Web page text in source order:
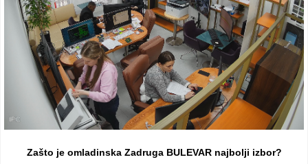
Uputstva
Cenovnik
Kontakt
Lokacija
Zašto je omladinska Zadruga BULEVAR najbolji izbor?